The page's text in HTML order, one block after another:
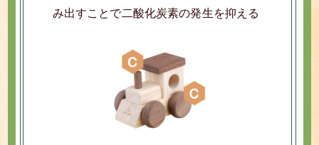
み出すことで二酸化炭素の発生を抑える